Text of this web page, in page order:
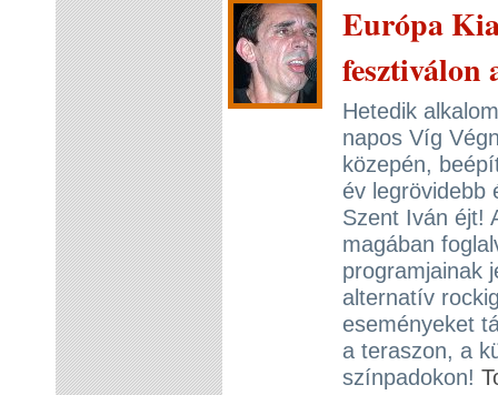
Európa
fesztiválon
Hetedik
napos Víg
közepén,
év legrövidebb
Szent Iván éjt!
magában
programjainak
alternatív
eseményeket
a teraszon, a
színpadokon!